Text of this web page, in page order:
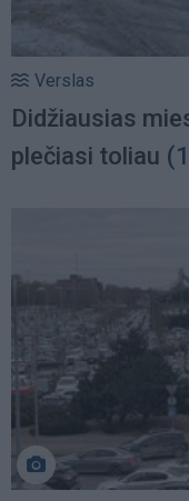
Verslas
Didžiausias
plečiasi toliau